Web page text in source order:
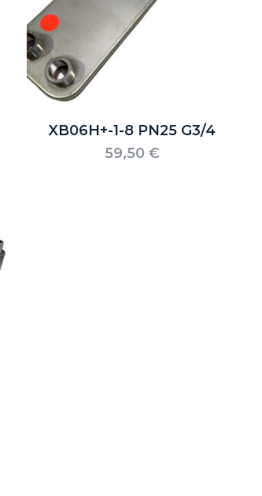
XB06H+-1-8 PN25 G3/4
59,50 €